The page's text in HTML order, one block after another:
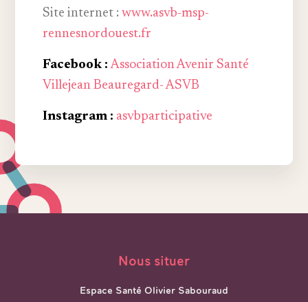
Site internet :www.asvb-msp-
rennesnordouest.fr
Facebook :Association Avenir Santé
Villejean Beauregard- ASVB
Instagram : asvbparticipative
Nous situer
Espace Santé Olivier Sabouraud